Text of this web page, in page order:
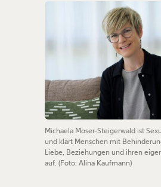
Michaela Moser-Steigerwald ist
und klärt Menschen mit
Liebe, Beziehungen und ihren
auf. (Foto: Alina Kaufmann)